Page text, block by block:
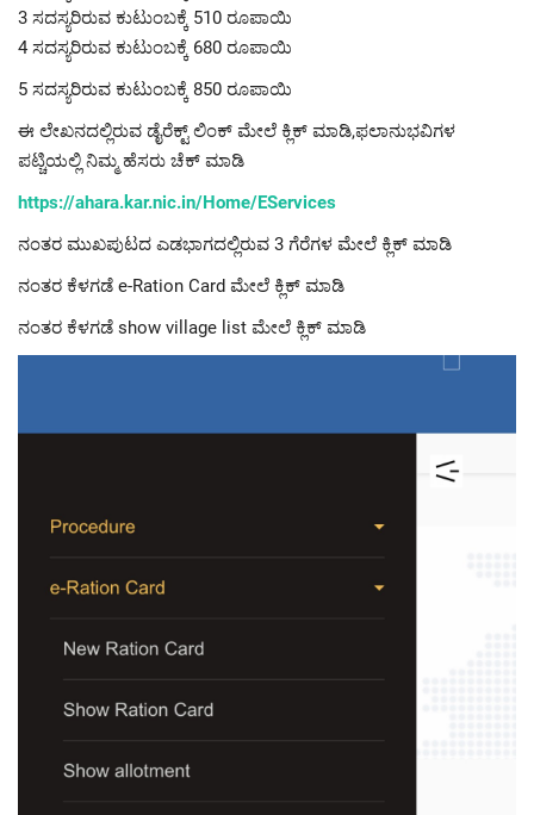
3 ಸದಸ್ಯರಿರುವ ಕುಟುಂಬಕ್ಕೆ 510 ರೂಪಾಯಿ
4 ಸದಸ್ಯರಿರುವ ಕುಟುಂಬಕ್ಕೆ 680 ರೂಪಾಯಿ
5 ಸದಸ್ಯರಿರುವ ಕುಟುಂಬಕ್ಕೆ 850 ರೂಪಾಯಿ
ಈ ಲೇಖನದಲ್ಲಿರುವ ಡೈರೆಕ್ಟ್ ಲಿಂಕ್ ಮೇಲೆ ಕ್ಲಿಕ್ ಮಾಡಿ,ಫಲಾನುಭವಿಗಳ
ಪಟ್ಚಿಯಲ್ಲಿ ನಿಮ್ಮ ಹೆಸರು ಚೆಕ್ ಮಾಡಿ
https://ahara.kar.nic.in/Home/EServices
ನಂತರ ಮುಖಪುಟದ ಎಡಭಾಗದಲ್ಲಿರುವ 3 ಗೆರೆಗಳ ಮೇಲೆ ಕ್ಲಿಕ್ ಮಾಡಿ
ನಂತರ ಕೆಳಗಡೆ e-Ration Card ಮೇಲೆ ಕ್ಲಿಕ್ ಮಾಡಿ
ನಂತರ ಕೆಳಗಡೆ show village list ಮೇಲೆ ಕ್ಲಿಕ್ ಮಾಡಿ